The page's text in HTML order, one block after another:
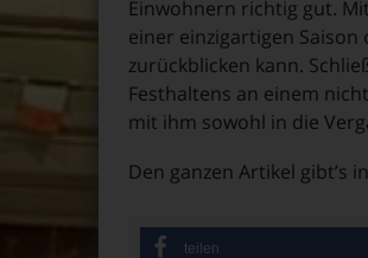
Einwohnern richtig gut.
einer einzigartigen
zurückblicken kann.
Festhaltens an einem
mit ihm sowohl in die
Den ganzen Artikel gibt’s
teilen